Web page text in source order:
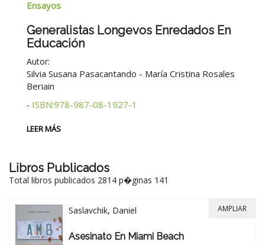
Ensayos
Generalistas Longevos Enredados En
Educación
Autor:
Silvia Susana Pasacantando - María Cristina Rosales
Beriain
- ISBN:978-987-08-1927-1
LEER MÁS
Libros Publicados
Total libros publicados 2814 p�ginas 141
Saslavchik, Daniel
Asesinato En Miami Beach
AMPLIAR